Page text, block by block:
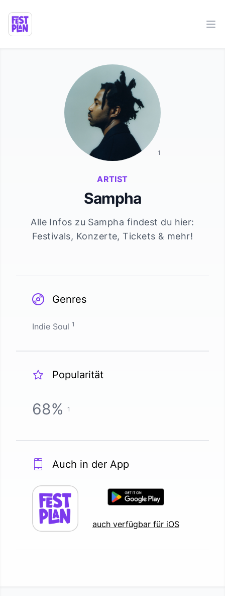
ARTIST
Sampha
Alle Infos zu Sampha findest du hier:
Festivals, Konzerte, Tickets & mehr!
1
Genres
Indie Soul 1
Popularität
68% 1
Auch in der App
auch verfügbar für iOS